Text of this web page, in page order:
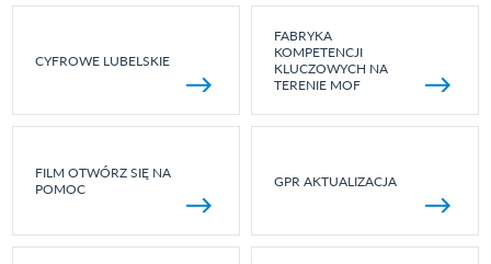
CYFROWE LUBELSKIE
FABRYKA
KOMPETENCJI
KLUCZOWYCH NA
TERENIE MOF
FILM OTWÓRZ SIĘ NA
POMOC
GPR AKTUALIZACJA